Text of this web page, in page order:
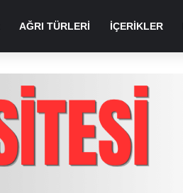
AĞRI TÜRLERI İÇERIKLER